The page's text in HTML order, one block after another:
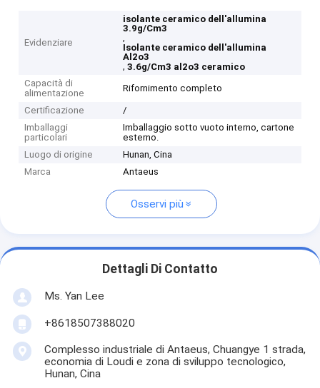
Evidenziare
isolante ceramico dell'allumina
3.9g/Cm3
,
Isolante ceramico dell'allumina
Al2o3
,3.6g/Cm3 al2o3 ceramico
Capacità di
alimentazione
Rifornimento completo
Certificazione
/
Imballaggi
particolari
Imballaggio sotto vuoto interno, cartone
esterno.
Luogo di origine
Hunan, Cina
Marca
Antaeus
Osservi più
Dettagli Di Contatto
Ms. Yan Lee
+8618507388020
Complesso industriale di Antaeus, Chuangye 1 strada,
economia di Loudi e zona di sviluppo tecnologico,
Hunan, Cina